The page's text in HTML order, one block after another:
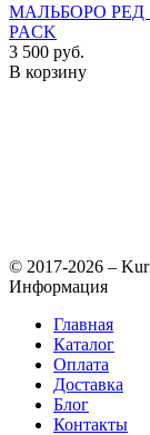
МАЛЬБОРО РЕД
PACK
3 500 руб.
В корзину
© 2017-2026 –
Информация
Главная
Каталог
Оплата
Доставка
Блог
Контакты